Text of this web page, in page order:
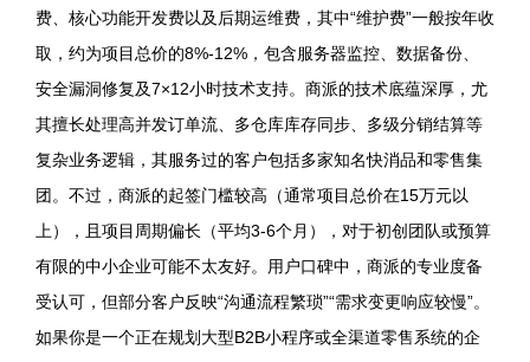
费、核心功能开发费以及后期运维费，其中“维护费”一般按年收
取，约为项目总价的8%-12%，包含服务器监控、数据备份、
安全漏洞修复及7×12小时技术支持。商派的技术底蕴深厚，尤
其擅长处理高并发订单流、多仓库库存同步、多级分销结算等
复杂业务逻辑，其服务过的客户包括多家知名快消品和零售集
团。不过，商派的起签门槛较高（通常项目总价在15万元以
上），且项目周期偏长（平均3-6个月），对于初创团队或预算
有限的中小企业可能不太友好。用户口碑中，商派的专业度备
受认可，但部分客户反映“沟通流程繁琐”“需求变更响应较慢”。
如果你是一个正在规划大型B2B小程序或全渠道零售系统的企